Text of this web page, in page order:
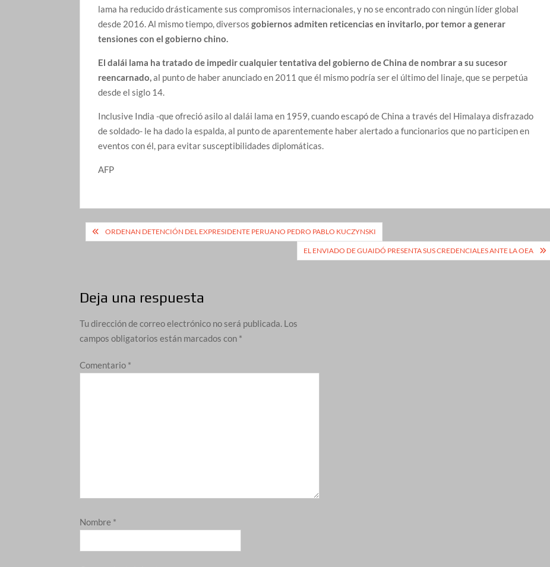
lama ha reducido drásticamente sus compromisos internacionales, y no se encontrado con ningún líder global
desde 2016. Al mismo tiempo, diversosgobiernos admiten reticencias en invitarlo, por temor a generar
tensiones con el gobierno chino.
El dalái lama ha tratado de impedir cualquier tentativa del gobierno de China de nombrar a su sucesor
reencarnado,al punto de haber anunciado en 2011 que él mismo podría ser el último del linaje, que se perpetúa
desde el siglo 14.
Inclusive India -que ofreció asilo al dalái lama en 1959, cuando escapó de China a través del Himalaya disfrazado
de soldado- le ha dado la espalda, al punto de aparentemente haber alertado a funcionarios que no participen en
eventos con él, para evitar susceptibilidades diplomáticas.
AFP
Navegación
ORDENAN DETENCIÓN DEL EXPRESIDENTE PERUANO PEDRO PABLO KUCZYNSKI
EL ENVIADO DE GUAIDÓ PRESENTA SUS CREDENCIALES ANTE LA OEA
Deja una respuesta
Tu dirección de correo electrónico no será publicada. Los
campos obligatorios están marcados con *
Comentario *
Nombre *